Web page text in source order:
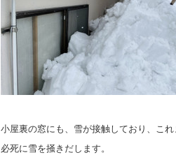
小屋裏の窓にも、雪が接触しており、こ
必死に雪を掻きだします。